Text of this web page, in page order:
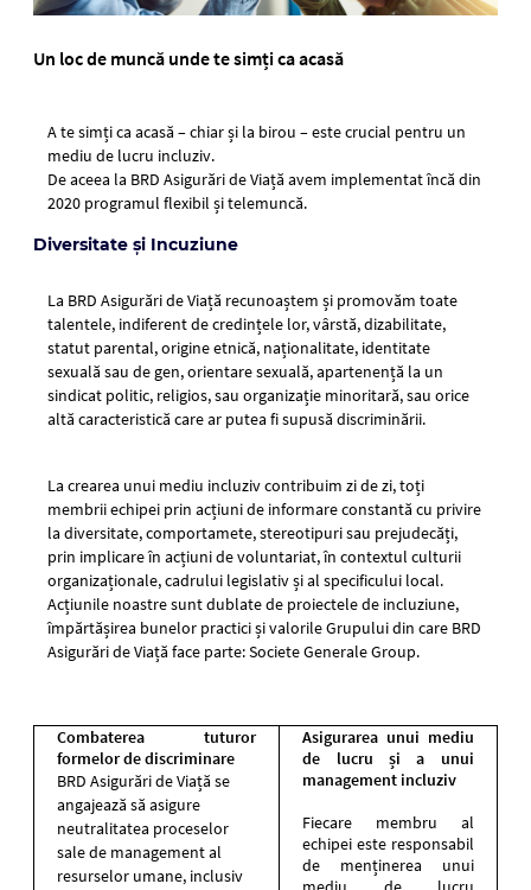
Un loc de muncă unde te simți ca acasă
A te simți ca acasă – chiar și la birou – este crucial pentru un
mediu de lucru incluziv.
De aceea la BRD Asigurări de Viață avem implementat încă din
2020 programul flexibil și telemuncă.
Diversitate și Incuziune
La BRD Asigurări de Viață recunoaștem și promovăm toate
talentele, indiferent de credințele lor, vârstă, dizabilitate,
statut parental, origine etnică, naționalitate, identitate
sexuală sau de gen, orientare sexuală, apartenență la un
sindicat politic, religios, sau organizație minoritară, sau orice
altă caracteristică care ar putea fi supusă discriminării.
La crearea unui mediu incluziv contribuim zi de zi, toți
membrii echipei prin acțiuni de informare constantă cu privire
la diversitate, comportamete, stereotipuri sau prejudecăți,
prin implicare în acțiuni de voluntariat, în contextul culturii
organizaționale, cadrului legislativ și al specificului local.
Acțiunile noastre sunt dublate de proiectele de incluziune,
împărtășirea bunelor practici și valorile Grupului din care BRD
Asigurări de Viață face parte: Societe Generale Group.
Combaterea tuturor
formelor de discriminare
BRD Asigurări de Viață se
angajează să asigure
neutralitatea proceselor
sale de management al
resurselor umane, inclusiv
Asigurarea unui mediu
de lucru și a unui
management incluziv
Fiecare membru al
echipei este responsabil
de menținerea unui